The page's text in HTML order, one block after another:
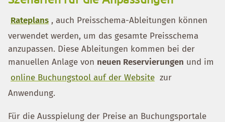
Rateplans , auch Preisschema-Ableitungen können
verwendet werden, um das gesamte Preisschema
anzupassen. Diese Ableitungen kommen bei der
manuellen Anlage von neuen Reservierungen und im
online Buchungstool auf der Website zur
Anwendung.
Für die Ausspielung der Preise an Buchungsportale